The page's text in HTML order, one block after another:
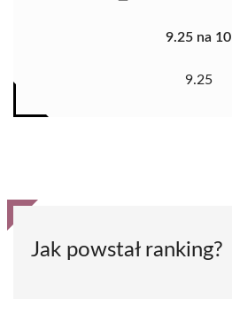
9.25 na 10
9.25
Jak powstał ranking?